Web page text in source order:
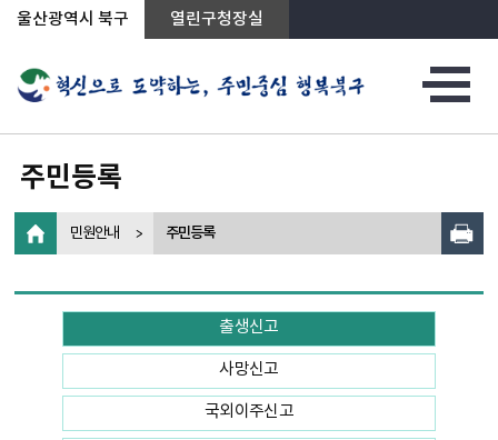
상단메뉴로 바로가기
전체메뉴로 바로가기
왼쪽메뉴로 바로가기
본문으로 바로가기
울산광역시 북구 열린구청장실
주민등록
민원안내 주민등록
출생신고
사망신고
국외이주신고